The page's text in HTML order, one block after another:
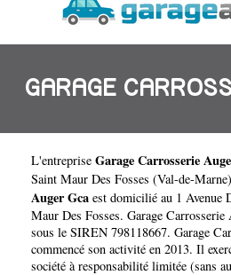
GARAGE
GCA
L'entreprise Garage Carrosserie
Saint Maur Des Fosses (Val-de-Marne
Auger Gca est domicilié au 1 Avenue
Maur Des Fosses. Garage
sous le SIREN 798118667. Garage
commencé son activité en 2013. Il
société à responsabilité limitée (sans